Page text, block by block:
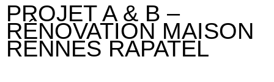
PROJET A & B –
RÉNOVATION MAISON
RENNES RAPATEL